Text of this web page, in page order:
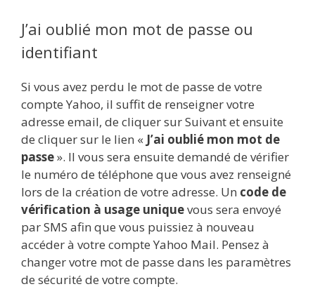
J’ai oublié mon mot de passe ou
identifiant
Si vous avez perdu le mot de passe de votre
compte Yahoo, il suffit de renseigner votre
adresse email, de cliquer sur Suivant et ensuite
de cliquer sur le lien « J’ai oublié mon mot de
passe». Il vous sera ensuite demandé de vérifier
le numéro de téléphone que vous avez renseigné
lors de la création de votre adresse. Un code de
vérification à usage uniquevous sera envoyé
par SMS afin que vous puissiez à nouveau
accéder à votre compte Yahoo Mail. Pensez à
changer votre mot de passe dans les paramètres
de sécurité de votre compte.